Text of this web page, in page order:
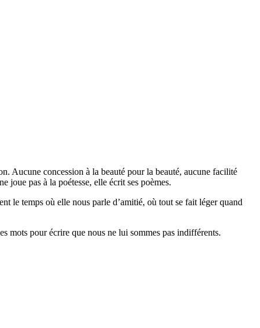
Aucune concession à la beauté pour la beauté, aucune facilité
joue pas à la poétesse, elle écrit ses poèmes.
le temps où elle nous parle d’amitié, où tout se fait léger quand
mots pour écrire que nous ne lui sommes pas indifférents.